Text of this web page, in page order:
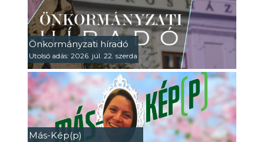
Önkormányzati híradó
Utolsó adás: 2026. júl. 22. szerda
Más-Kép(p)